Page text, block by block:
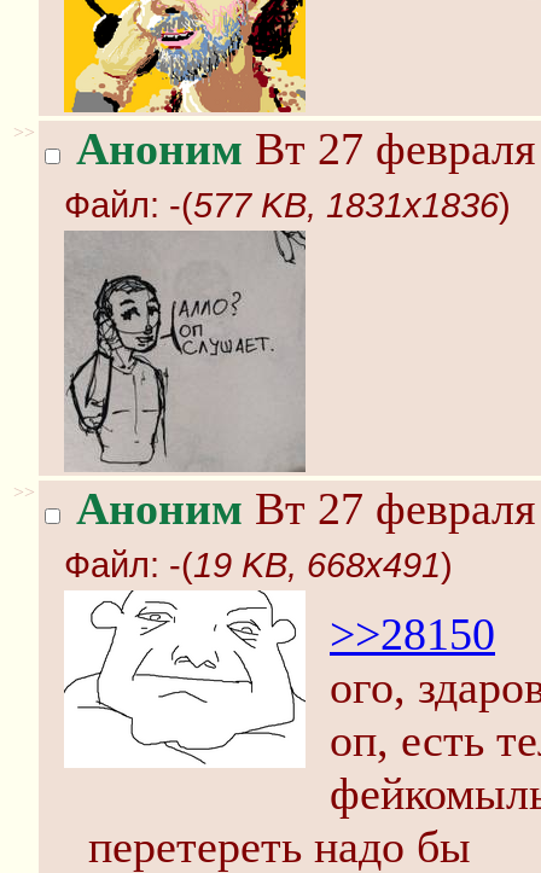
>> Аноним Вт 27
Файл: -(577 KB, 1831x1836)
>> Аноним Вт 27
Файл: -(19 KB, 668x491)
>>28150
ого,
оп, есть
перетереть надо бы